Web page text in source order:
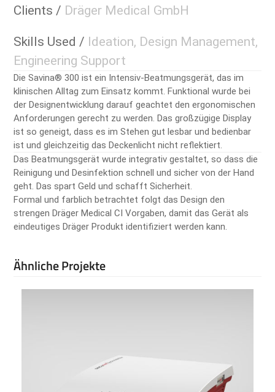
Clients / Dräger Medical GmbH
Skills Used / Ideation, Design Management,
Engineering Support
Die Savina® 300 ist ein Intensiv-Beatmungsgerät, das im
klinischen Alltag zum Einsatz kommt. Funktional wurde bei
der Designentwicklung darauf geachtet den ergonomischen
Anforderungen gerecht zu werden. Das großzügige Display
ist so geneigt, dass es im Stehen gut lesbar und bedienbar
ist und gleichzeitig das Deckenlicht nicht reflektiert.
Das Beatmungsgerät wurde integrativ gestaltet, so dass die
Reinigung und Desinfektion schnell und sicher von der Hand
geht. Das spart Geld und schafft Sicherheit.
Formal und farblich betrachtet folgt das Design den
strengen Dräger Medical CI Vorgaben, damit das Gerät als
eindeutiges Dräger Produkt identifiziert werden kann.
Ähnliche Projekte